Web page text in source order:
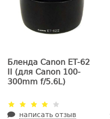
Бленда Canon ET-62
II (для Canon 100-
300mm f/5.6L)
написать отзыв